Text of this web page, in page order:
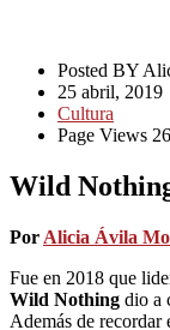
Posted BY
25 abril, 2019
Cultura
Page Views
Wild
Por Alicia Ávila
Fue en 2018 que
Wild Nothing dio a
Además de recordar